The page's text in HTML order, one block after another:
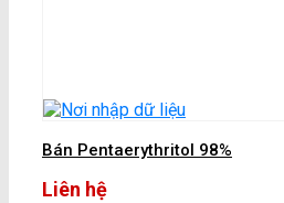
Bán Pentaerythritol 98%
Liên hệ